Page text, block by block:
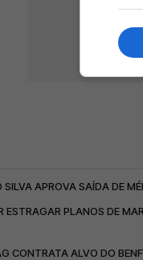
APROVA SAÍDA DE
ESTRAGAR PLANOS DE
CONTRATA ALVO DO